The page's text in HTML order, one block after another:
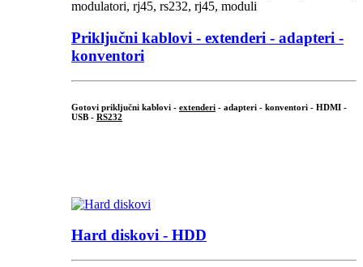
Priključni kablovi - extenderi - adapteri -
konventori
Gotovi priključni kablovi - extenderi - adapteri - konventori - HDMI -
USB - RS232
Hard diskovi - HDD